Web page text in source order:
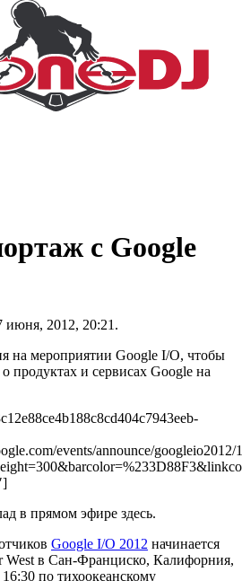
с Google
июня, 2012, 20:21.
на мероприятии Google I/O, чтобы
продуктах и ​​сервисах Google на
events/announce/
в прямом эфире здесь.
Google I/O 2012 начинается
West в Сан-Франциско, Калифорния,
по тихоокеанскому